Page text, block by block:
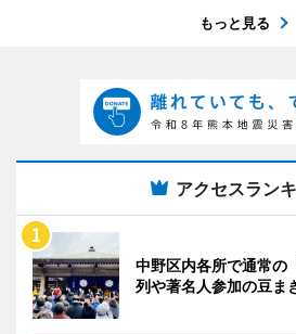
もっと見る
アクセスラン
中野区内各所で通常
列や著名人参加の豆ま